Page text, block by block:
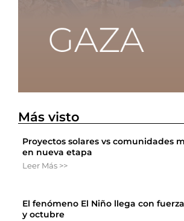
Más visto
Proyectos solares vs comunidades
en nueva etapa
Leer Más >>
El fenómeno El Niño llega con
y octubre